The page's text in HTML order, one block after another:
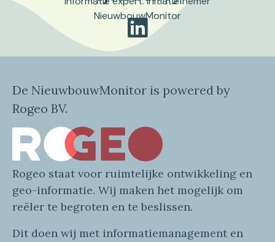
NieuwbouwMonitor
De NieuwbouwMonitor is powered by
Rogeo BV.
Rogeo staat voor ruimtelijke ontwikkeling en
geo-informatie. Wij maken het mogelijk om
reëler te begroten en te beslissen.
Dit doen wij met informatiemanagement en